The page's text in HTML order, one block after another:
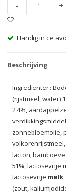
- +
Handig in de
Beschrijving
Ingrediënten:
(rijstmeel, water)
2,4%,
zonnebloemolie,
lacton;
51%, lactosevrije
lactosevrije melk
(zout,